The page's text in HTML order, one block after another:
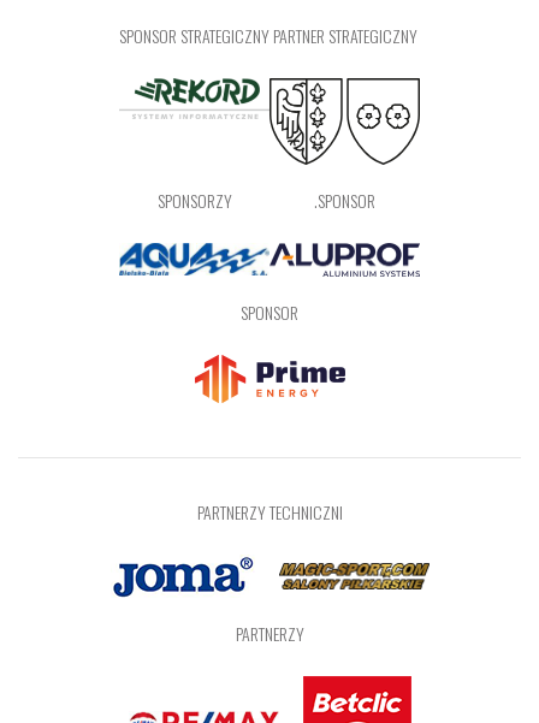
SPONSOR STRATEGICZNYPARTNER STRATEGICZNY
SPONSORZY .SPONSOR
SPONSOR
PARTNERZY TECHNICZNI
PARTNERZY